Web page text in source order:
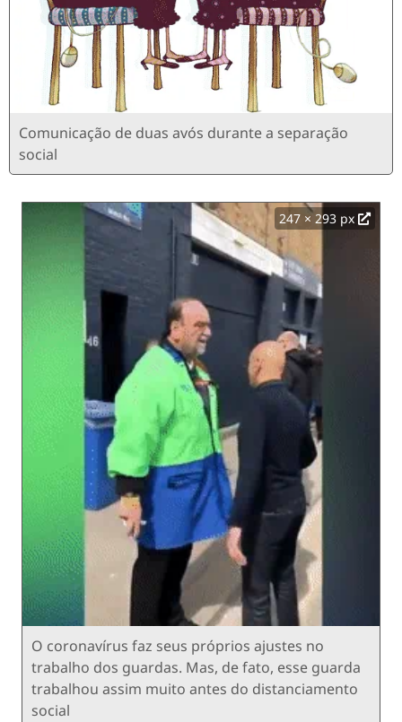
Comunicação de duas avós durante a separação
social
247 × 293 px
O coronavírus faz seus próprios ajustes no
trabalho dos guardas. Mas, de fato, esse guarda
trabalhou assim muito antes do distanciamento
social